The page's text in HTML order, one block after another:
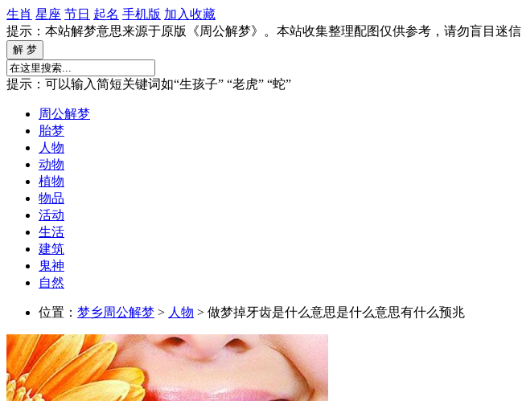
生肖 星座 节日 起名 手机版 加入收藏
提示：本站解梦意思来源于原版《周公解梦》。本站收集整理配图仅供参考，请勿盲目迷信
提示：可以输入简短关键词如“生孩子” “老虎” “蛇”
周公解梦
胎梦
人物
动物
植物
物品
活动
生活
建筑
鬼神
自然
位置： 梦乡周公解梦 > 人物 > 做梦掉牙齿是什么意思是什么意思有什么预兆